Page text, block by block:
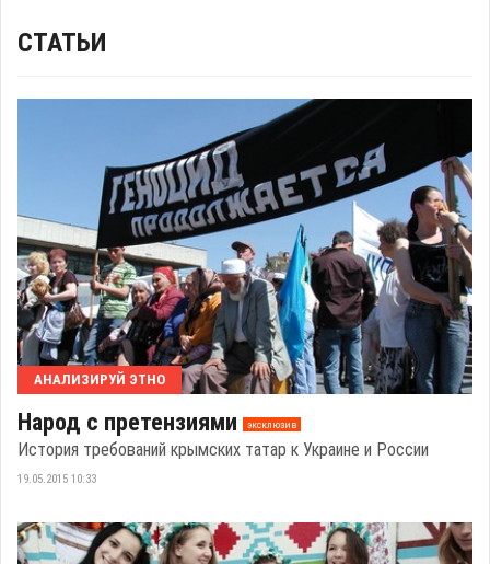
СТАТЬИ
АНАЛИЗИРУЙ ЭТНО
Народ с претензиями эксклюзив
История требований крымских татар к Украине и России
19.05.2015 10:33